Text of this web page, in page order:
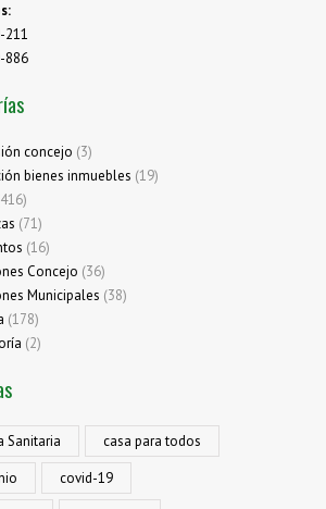
211
886
concejo (3)
bienes inmuebles (19)
(71)
(16)
Concejo (36)
Municipales (38)
(178)
(2)
Sanitaria
casa para todos
covid-19